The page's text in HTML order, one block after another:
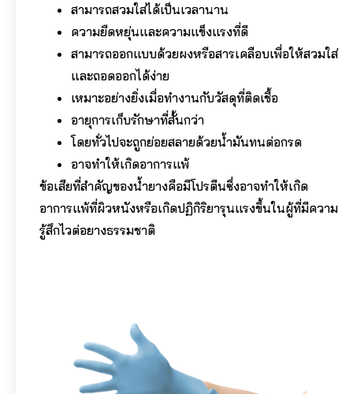
สามารถสวมใส่ได้เป็นเวลานาน
ความยืดหยุ่นและความแข็งแรงที่ดี
สามารถออกแบบด้วยผงหรือสารเคลือบเพื่อให้สวมใส่
และถอดออกได้ง่าย
เหมาะอย่างยิ่งเมื่อทำงานกับวัสดุที่ติดเชื้อ
อายุการเก็บรักษาที่สั้นกว่า
โดยทั่วไปจะถูกย่อยสลายด้วยน้ำมันทนต่อกรด
อาจทำให้เกิดอาการแพ้
ข้อเสียที่สำคัญของน้ำยางคือมีโปรตีนซึ่งอาจทำให้เกิด
อาการแพ้ที่ผิวหนังหรือเกิดปฏิกิริยารุนแรงขึ้นในผู้ที่มีความ
รู้สึกไวต่อยางธรรมชาติ